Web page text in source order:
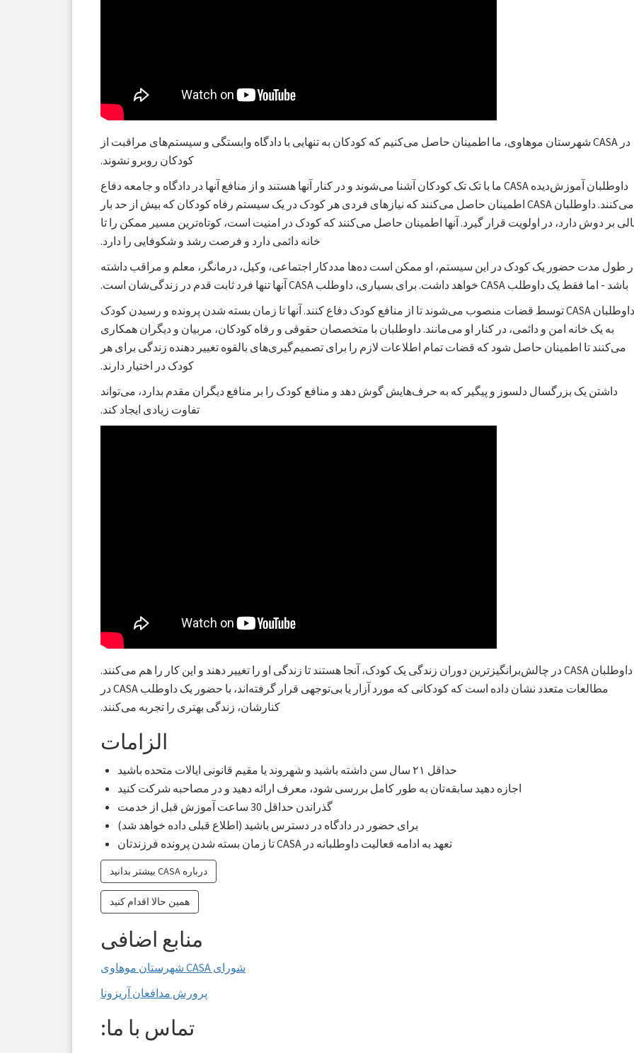
در CASA شهرستان موهاوی، ما اطمینان حاصل می‌کنیم که کودکان به تنهایی با دادگاه وابستگی و سیستم‌های مراقبت از
کودکان روبرو نشوند.
داوطلبان آموزش‌دیده CASA ما با تک تک کودکان آشنا می‌شوند و در کنار آنها هستند و از منافع آنها در دادگاه و جامعه دفاع
می‌کنند. داوطلبان CASA اطمینان حاصل می‌کنند که نیازهای فردی هر کودک در یک سیستم رفاه کودکان که بیش از حد بار
بر دوش دارد، در اولویت قرار گیرد. آنها اطمینان حاصل می‌کنند که کودک در امنیت است، کوتاه‌ترین مسیر ممکن را تا
خانه دائمی دارد و فرصت رشد و شکوفایی را دارد.
طول مدت حضور یک کودک در این سیستم، او ممکن است ده‌ها مددکار اجتماعی، وکیل، درمانگر، معلم و مراقب داشته
باشد - اما فقط یک داوطلب CASA خواهد داشت. برای بسیاری، داوطلب CASA آنها تنها فرد ثابت قدم در زندگی‌شان است.
داوطلبان CASA توسط قضات منصوب می‌شوند تا از منافع کودک دفاع کنند. آنها تا زمان بسته شدن پرونده و رسیدن کودک
به یک خانه امن و دائمی، در کنار او می‌مانند. داوطلبان با متخصصان حقوقی و رفاه کودکان، مربیان و دیگران همکاری
می‌کنند تا اطمینان حاصل شود که قضات تمام اطلاعات لازم را برای تصمیم‌گیری‌های بالقوه تغییر دهنده زندگی برای هر
کودک در اختیار دارند.
داشتن یک بزرگسال دلسوز و پیگیر که به حرف‌هایش گوش دهد و منافع کودک را بر منافع دیگران مقدم بدارد، می‌تواند
تفاوت زیادی ایجاد کند.
داوطلبان CASA در چالش‌برانگیزترین دوران زندگی یک کودک، آنجا هستند تا زندگی او را تغییر دهند و این کار را هم می‌کنند.
مطالعات متعدد نشان داده است که کودکانی که مورد آزار یا بی‌توجهی قرار گرفته‌اند، با حضور یک داوطلب CASA در
کنارشان، زندگی بهتری را تجربه می‌کنند.
الزامات
حداقل ۲۱ سال سن داشته باشید و شهروند یا مقیم قانونی ایالات متحده باشید
اجازه دهید سابقه‌تان به طور کامل بررسی شود، معرف ارائه دهید و در مصاحبه شرکت کنید
گذراندن حداقل 30 ساعت آموزش قبل از خدمت
برای حضور در دادگاه در دسترس باشید (اطلاع قبلی داده خواهد شد)
تعهد به ادامه فعالیت داوطلبانه در CASA تا زمان بسته شدن پرونده فرزندتان
درباره CASA بیشتر بدانید
همین حالا اقدام کنید
منابع اضافی
شورای CASA شهرستان موهاوی
پرورش مدافعان آریزونا
تماس با ما: